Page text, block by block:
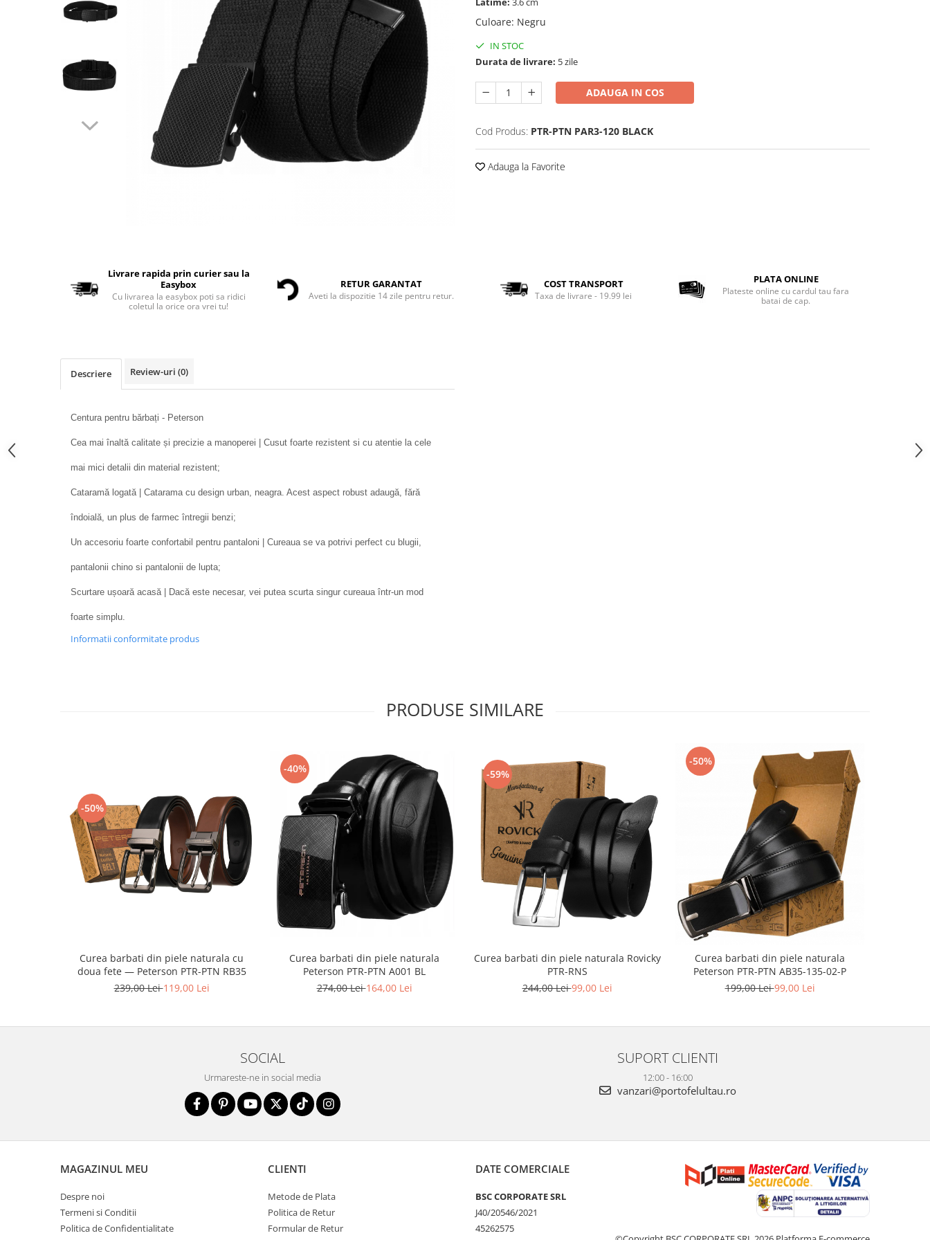
Culoare: Negru
IN STOC
Durata de livrare: 5 zile
ADAUGA IN COS
Cod Produs: PTR-PTN PAR3-120 BLACK
Adauga la Favorite
Livrare rapida prin curier sau la
Easybox
Cu livrarea la easybox poti sa ridici
coletul la orice ora vrei tu!
RETUR GARANTAT
Aveti la dispozitie 14 zile pentru retur.
COST TRANSPORT
Taxa de livrare - 19.99 lei
PLATA ONLINE
Plateste online cu cardul tau fara
batai de cap.
Descriere Review-uri (0)
Centura pentru bărbați - Peterson
Cea mai înaltă calitate și precizie a manoperei | Cusut foarte rezistent si cu atentie la cele
mai mici detalii din material rezistent;
Cataramă logată | Catarama cu design urban, neagra. Acest aspect robust adaugă, fără
îndoială, un plus de farmec întregii benzi;
Un accesoriu foarte confortabil pentru pantaloni | Cureaua se va potrivi perfect cu blugii,
pantalonii chino si pantalonii de lupta;
Scurtare ușoară acasă | Dacă este necesar, vei putea scurta singur cureaua într-un mod
foarte simplu.
Informatii conformitate produs
PRODUSE SIMILARE
-50%
Curea barbati din piele naturala cu
doua fete — Peterson PTR-PTN RB35
239,00 Lei119,00 Lei
-40%
Curea barbati din piele naturala
Peterson PTR-PTN A001 BL
274,00 Lei164,00 Lei
-59%
Curea barbati din piele naturala Rovicky
PTR-RNS
244,00 Lei99,00 Lei
-50%
Curea barbati din piele naturala
Peterson PTR-PTN AB35-135-02-P
199,00 Lei99,00 Lei
SOCIAL
Urmareste-ne in social media
SUPORT CLIENTI
12:00 - 16:00
vanzari@portofelultau.ro
MAGAZINUL MEU
Despre noi
Termeni si Conditii
Politica de Confidentialitate
CLIENTI
Metode de Plata
Politica de Retur
Formular de Retur
DATE COMERCIALE
BSC CORPORATE SRL
J40/20546/2021
45262575